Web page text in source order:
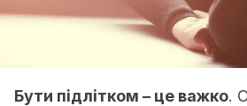
Бути підлітком – це важко.